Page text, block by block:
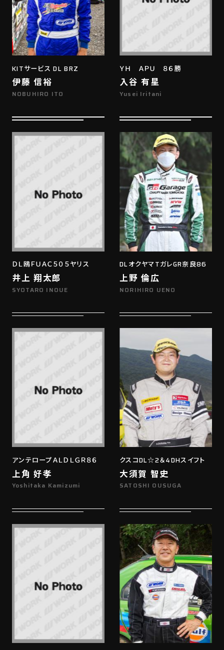
KITサービス DL BRZ
伊藤 信裕
NOBUHIRO ITO
ＹＨ ＡＰＵ ８６勝
入谷 有星
Yusei Iritani
ＤＬ鴎ＦＵＡＣ５０５ヤリス
井上 翔太郎
SYOTARO INOUE
DLオクヤマTガレGR奈良86
上野 倫広
NORIHIRO UENO
アンテロープＡＬＤＬＧＲ８６
上角 好孝
Yoshitaka Kamizumi
クスコDL☆2＆4DHスイフト
大須賀 智史
SATOSHI OUSUGA